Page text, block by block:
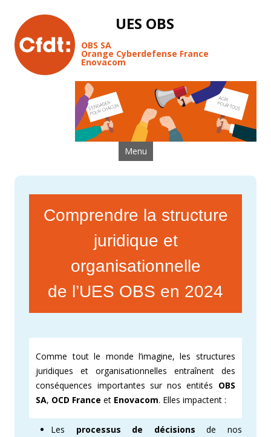
UES OBS
OBS SA
Orange Cyberdefense France
Enovacom
Menu Aller au contenu
Comprendre la structure
juridique et
organisationnelle
de l’UES OBS en 2024
Comme tout le monde l’imagine, les structures
juridiques et organisationnelles entraînent des
conséquences importantes sur nos entités OBS
SA, OCD France et Enovacom. Elles impactent :
Les processus de décisions de nos